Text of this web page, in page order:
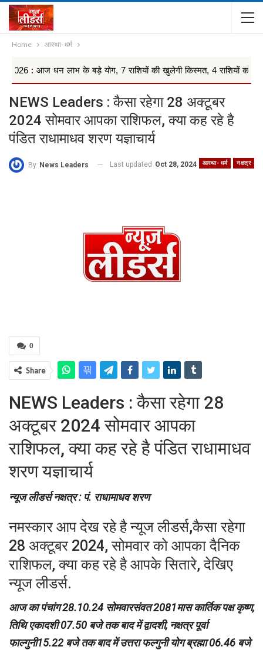
Home आस्था- धर्म
लाभ के बड़े योग, 7 राशियों की खुलेगी किस्मत, 4 राशियों को रहना ...
NEWS Leaders : कैसा रहेगा 28 अक्टूबर
2024 सोमवार आपका राशिफल, क्या कह रहे है
पंडित राधामाधव शरण यज्ञाचार्य
आस्था- धर्म नक्षत्र
By News Leaders Last updated Oct 28, 2024
0
Share
NEWS Leaders : कैसा रहेगा 28
अक्टूबर 2024 सोमवार आपका
राशिफल, क्या कह रहे है पंडित राधामाधव
शरण यज्ञाचार्य
न्यूज लीडर्स नक्षत्र : पं. राधामाधव शरण
नमस्कार आप देख रहे है न्यूज लीडर्स,कैसा रहेगा
28 अक्टूबर 2024, सोमवार को आपका दैनिक
राशिफल, क्या कह रहे है आपके सितारे, देखिए
न्यूज लीडर्स.
आज का पंचांग 28.10.24 सोमवारसंवत 2081मास कार्तिक पक्ष कृष्ण,
तिथि एकादशी 07.50 बजे तक बाद में द्वादशी, नक्षत्र पूर्वा
फाल्गुनी15.22 बजे तक बाद में उत्तरा फल्गुनी योग ब्रह्मा 06.46 बजे